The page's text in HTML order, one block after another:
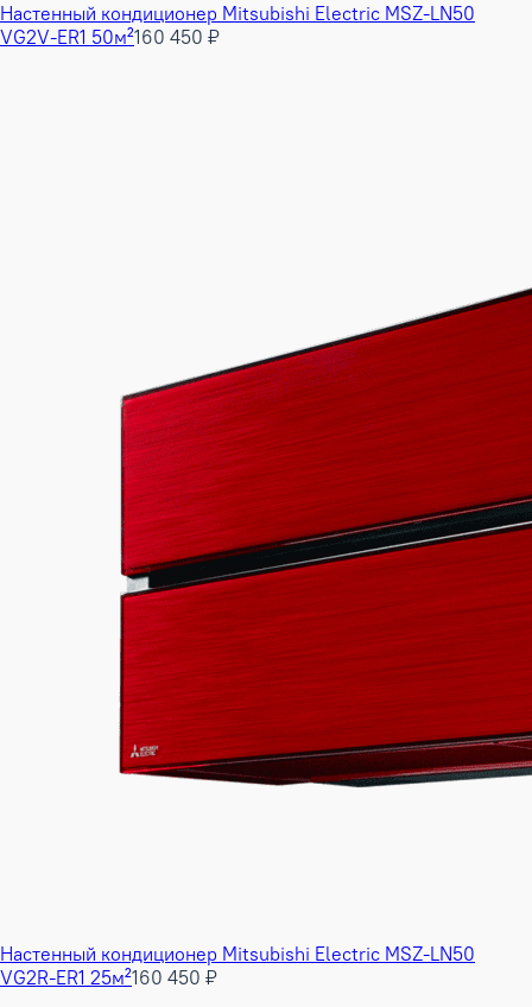
Настенный кондиционер Mitsubishi Electric MSZ-LN50
VG2V-ER1 50м²160 450 ₽
Настенный кондиционер Mitsubishi Electric MSZ-LN50
VG2R-ER1 25м²160 450 ₽